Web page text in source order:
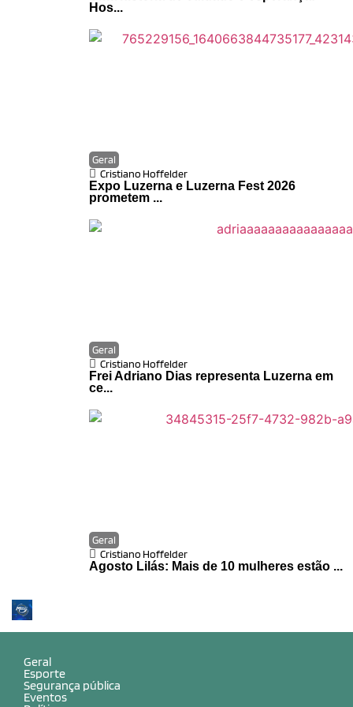
Hos...
Geral
Cristiano Hoffelder
Expo Luzerna e Luzerna Fest 2026
prometem ...
Geral
Cristiano Hoffelder
Frei Adriano Dias representa Luzerna em
ce...
Geral
Cristiano Hoffelder
Agosto Lilás: Mais de 10 mulheres estão ...
Geral
Esporte
Segurança pública
Eventos